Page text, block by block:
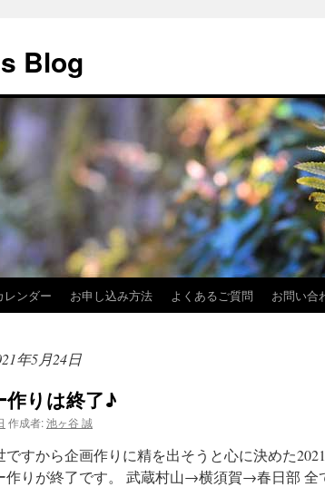
Blog
レンダー お申し込み方法 よくあるご質問 お問い合
年5月24日
作りは終了♪
作成者:池ヶ谷 誠
ですから企画作りに精を出そうと心に決めた
作りが終了です。 武蔵村山→横須賀→春日部 全